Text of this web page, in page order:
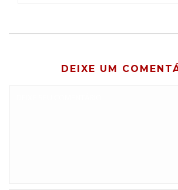
DEIXE UM